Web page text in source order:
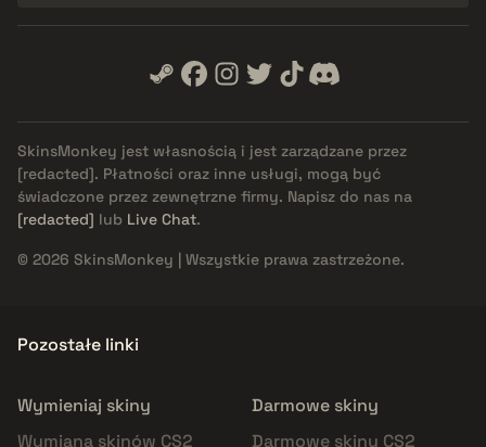
SkinsMonkey jest własnością i jest zarządzane przez
[redacted]. Płatności oraz inne usługi, mogą być
świadczone przez zewnętrzne firmy. Napisz do nas na
[redacted] lub Live Chat.
© 2026 SkinsMonkey | Wszystkie prawa zastrzeżone.
Pozostałe linki
Wymieniaj skiny
Wymiana skinów CS2
Darmowe skiny
Darmowe skiny CS2